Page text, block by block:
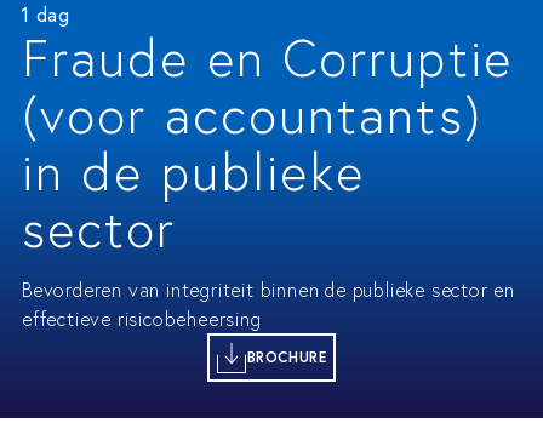
1 dag
Fraude en Corruptie
(voor accountants)
in de publieke
sector
Bevorderen van integriteit binnen de publieke sector en
effectieve risicobeheersing
BROCHURE